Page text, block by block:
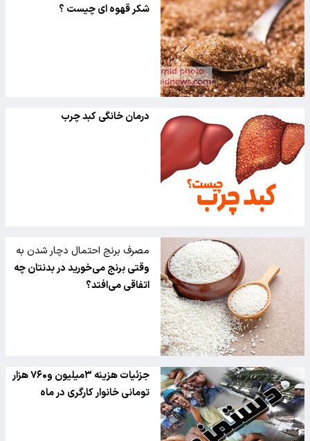
سفره ایرانی
شکر قهوه ای چیست ؟
درمان خانگی کبد چرب
مصرف برنج احتمال دچار شدن به
التهاب را افزایش می‌ دهد
وقتی برنج می‌خورید در بدنتان چه
اتفاقی می‌افتد؟
جزئیات هزینه ۳میلیون و۷۶۰ هزار
تومانی خانوار کارگری در ماه